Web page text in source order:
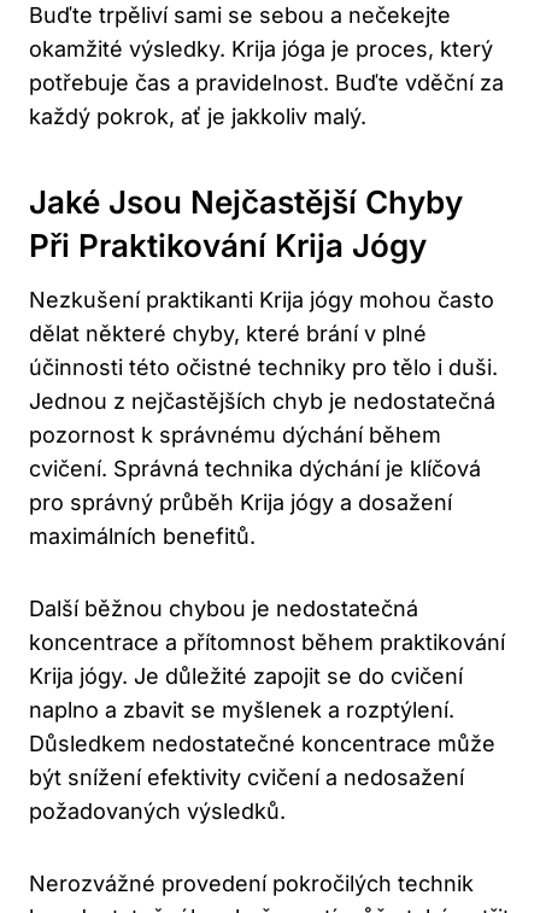
Buďte ‍trpěliví sami se sebou a nečekejte‍
okamžité výsledky. Krija ⁤jóga ‍je​ proces, který
potřebuje čas a pravidelnost. Buďte​ vděční za
každý pokrok, ať ⁤je jakkoliv ​malý.
Jaké ‍jsou Nejčastější Chyby ​
Při Praktikování Krija Jógy
Nezkušení praktikanti Krija jógy mohou ⁤často
dělat některé chyby, které⁣ brání v plné
účinnosti této očistné techniky pro tělo i duši.
Jednou⁤ z nejčastějších⁤ chyb‍ je nedostatečná
pozornost k ⁤správnému dýchání během ​
cvičení. Správná technika ‍dýchání​ je⁢ klíčová
pro ‌správný průběh Krija jógy‍ a dosažení
maximálních benefitů.
Další běžnou chybou je nedostatečná⁢
koncentrace a⁢ přítomnost během⁤ praktikování
Krija ​jógy. Je důležité zapojit⁣ se do cvičení
naplno a zbavit se myšlenek a rozptýlení.
Důsledkem nedostatečné koncentrace může
⁢být ⁣snížení efektivity cvičení a nedosažení
požadovaných výsledků.
Nerozvážné provedení pokročilých⁢ technik